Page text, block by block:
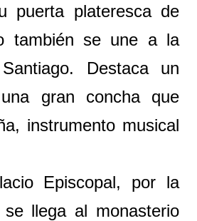
puerta plateresca de
también se une a la
Destaca un
gran concha que
instrumento musical
Episcopal, por la
llega al monasterio